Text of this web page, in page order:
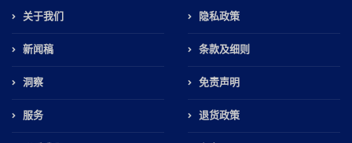
关于我们
新闻稿
洞察
服务
隐私政策
条款及细则
免责声明
退货政策